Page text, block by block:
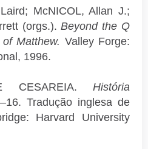
McNICOL, Allan J.;
(orgs.).Beyond the Q
Matthew. Valley Forge:
1996.
CESAREIA. História
Tradução inglesa de
Harvard University